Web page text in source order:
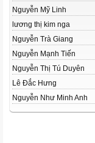
Nguyễn Mỹ Linh
lương thị kim nga
Nguyễn Trà Giang
Nguyễn Mạnh Tiến
Nguyễn Thị Tú Duyên
Lê Đắc Hưng
Nguyễn Như Minh Anh